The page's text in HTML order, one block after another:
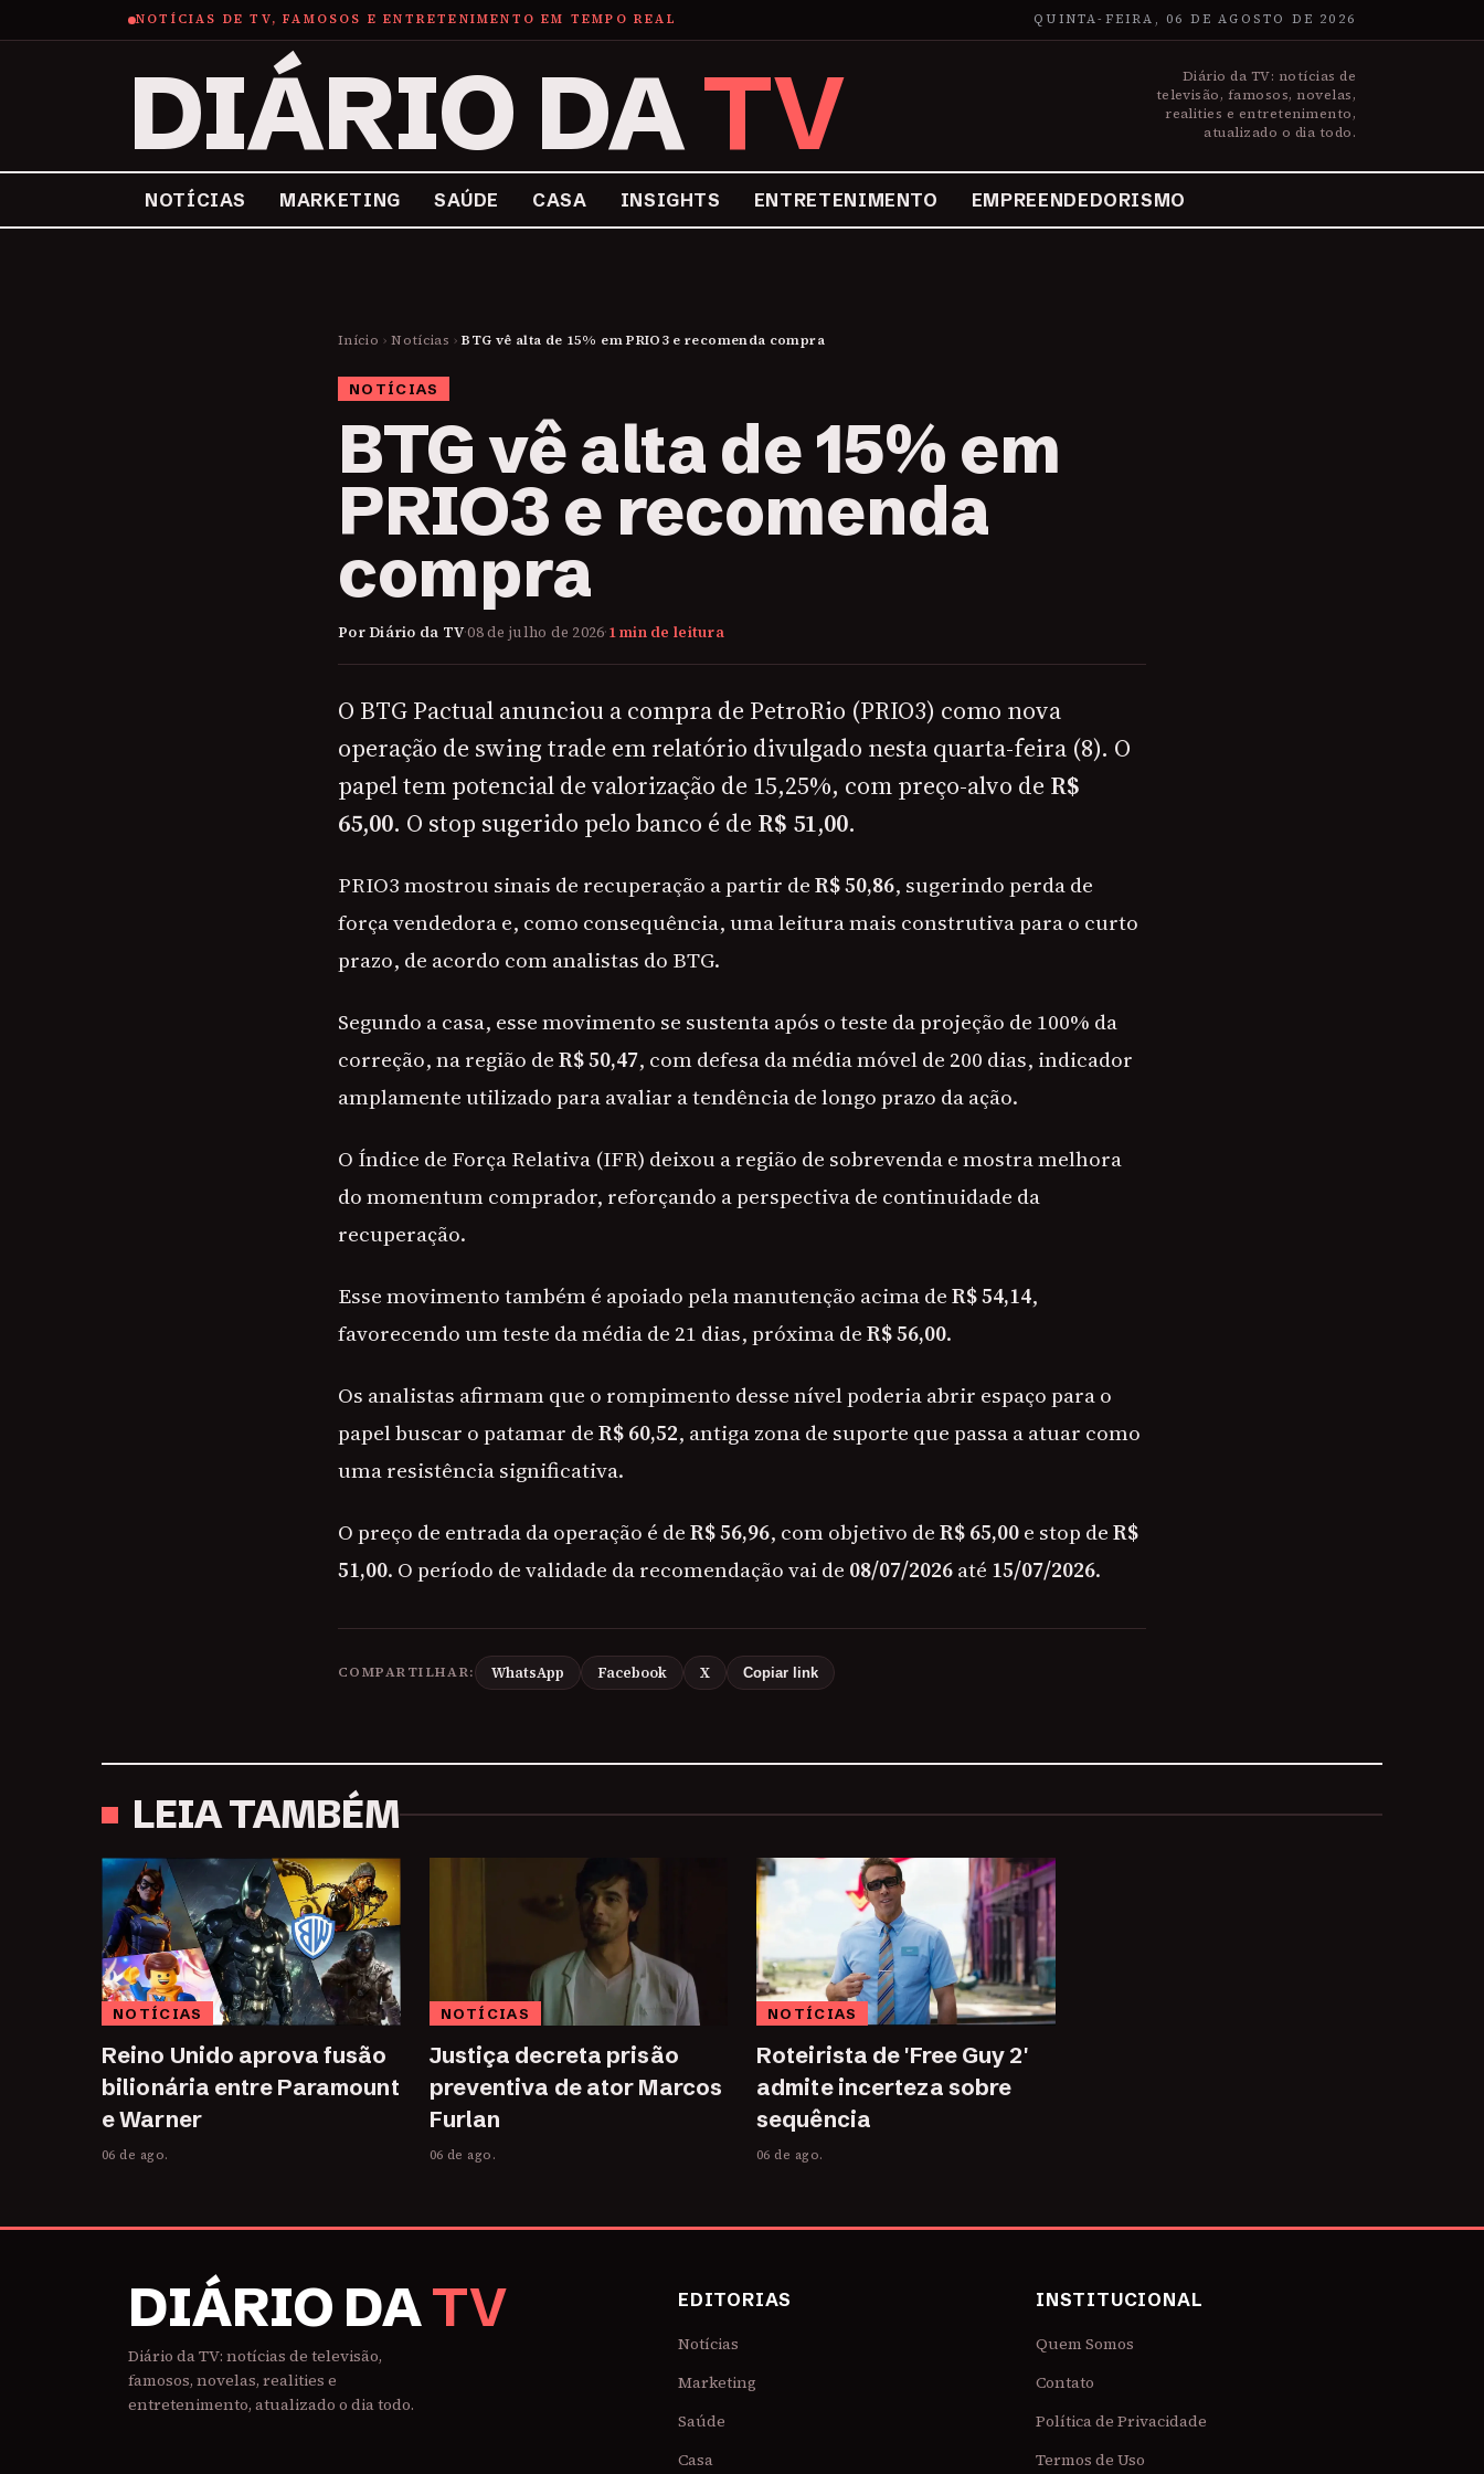
NOTÍCIAS DE TV, FAMOSOS E ENTRETENIMENTO EM TEMPO REAL QUINTA-FEIRA, 06 DE AGOSTO DE 2026
DIÁRIO DATV
Diário da TV: notícias de
televisão, famosos, novelas,
realities e entretenimento,
atualizado o dia todo.
NOTÍCIAS MARKETING SAÚDE CASA INSIGHTS ENTRETENIMENTO EMPREENDEDORISMO
Início › Notícias › BTG vê alta de 15% em PRIO3 e recomenda compra
NOTÍCIAS
BTG vê alta de 15% em
PRIO3 e recomenda
compra
Por Diário da TV·08 de julho de 2026·1 min de leitura
O BTG Pactual anunciou a compra de PetroRio (PRIO3) como nova
operação de swing trade em relatório divulgado nesta quarta-feira (8). O
papel tem potencial de valorização de 15,25%, com preço-alvo de R$
65,00. O stop sugerido pelo banco é de R$ 51,00.
PRIO3 mostrou sinais de recuperação a partir deR$ 50,86, sugerindo perda de
força vendedora e, como consequência, uma leitura mais construtiva para o curto
prazo, de acordo com analistas do BTG.
Segundo a casa, esse movimento se sustenta após o teste da projeção de 100% da
correção, na região deR$ 50,47, com defesa da média móvel de 200 dias, indicador
amplamente utilizado para avaliar a tendência de longo prazo da ação.
O Índice de Força Relativa (IFR) deixou a região de sobrevenda e mostra melhora
do momentum comprador, reforçando a perspectiva de continuidade da
recuperação.
Esse movimento também é apoiado pela manutenção acima deR$ 54,14,
favorecendo um teste da média de 21 dias, próxima deR$ 56,00.
Os analistas afirmam que o rompimento desse nível poderia abrir espaço para o
papel buscar o patamar deR$ 60,52, antiga zona de suporte que passa a atuar como
uma resistência significativa.
O preço de entrada da operação é deR$ 56,96, com objetivo deR$ 65,00e stop deR$
51,00. O período de validade da recomendação vai de 08/07/2026até 15/07/2026.
COMPARTILHAR: WhatsApp Facebook X Copiar link
LEIA TAMBÉM
NOTÍCIAS
Reino Unido aprova fusão
bilionária entre Paramount
e Warner
06 de ago.
NOTÍCIAS
Justiça decreta prisão
preventiva de ator Marcos
Furlan
06 de ago.
NOTÍCIAS
Roteirista de 'Free Guy 2'
admite incerteza sobre
sequência
06 de ago.
DIÁRIO DATV
Diário da TV: notícias de televisão,
famosos, novelas, realities e
entretenimento, atualizado o dia todo.
EDITORIAS
Notícias
Marketing
Saúde
Casa
INSTITUCIONAL
Quem Somos
Contato
Política de Privacidade
Termos de Uso